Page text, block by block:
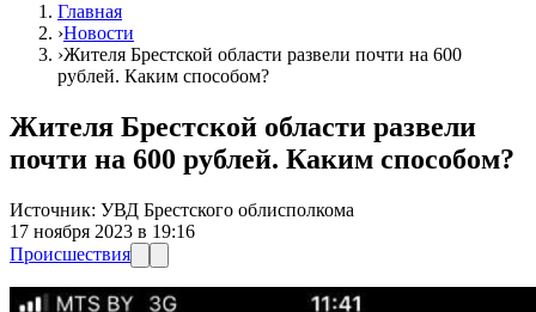
Главная
›Новости
›Жителя Брестской области развели почти на 600
рублей. Каким способом?
Жителя Брестской области развели
почти на 600 рублей. Каким способом?
Источник: УВД Брестского облисполкома
17 ноября 2023 в 19:16
Происшествия